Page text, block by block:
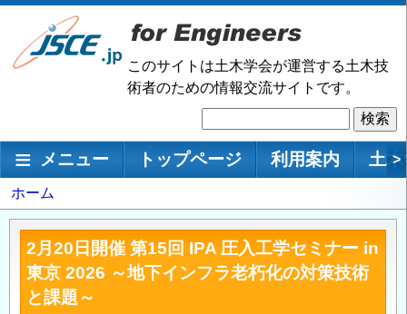
メ
ン
移
このサイトは土木学会が運営する土木技
術者のための情報交流サイトです。
索
メインナビゲーション
メニュー トップページ 利用案内 土 >
パ
ン
く
ず
ホーム
2月20日開催 第15回 IPA 圧入工学セミナー in
東京 2026 ～地下インフラ老朽化の対策技術
と課題～